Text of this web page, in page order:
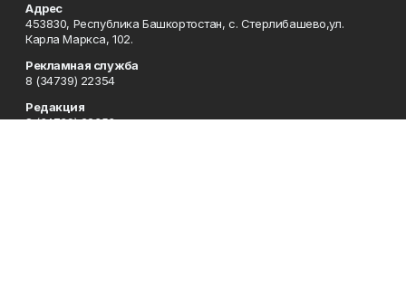
Адрес
453830, Республика Башкортостан, c. Стерлибашево,ул.
Карла Маркса, 102.
Рекламная служба
8 (34739) 22354
Редакция
8 (34739) 22353